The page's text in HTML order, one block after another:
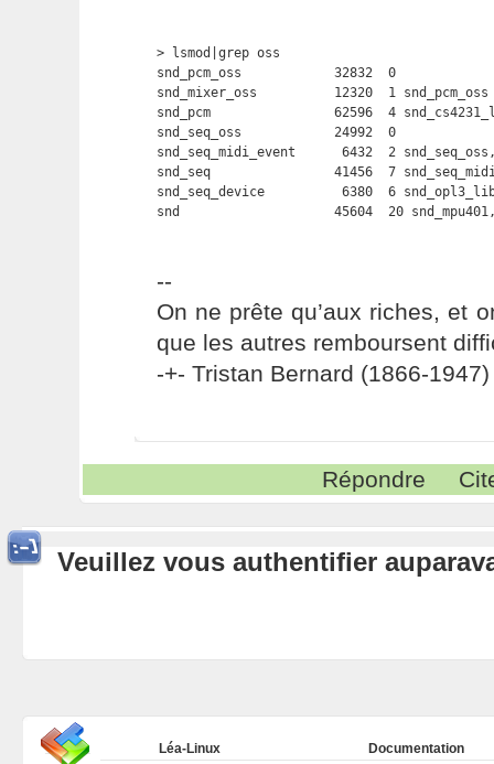
> lsmod|grep oss
snd_pcm_oss            32832  0
snd_mixer_oss          12320  1 snd_pcm_oss
snd_pcm                62596  4
snd_seq_oss            24992  0
snd_seq_midi_event      6432  2
snd_seq                41456  7
snd_seq_device          6380  6
snd                    45604  20
--
On ne prête qu’aux riches, et
que les autres remboursent
-+- Tristan Bernard (1866-1947)
Répondre
Veuillez vous authentifier
Léa-Linux
Documentation